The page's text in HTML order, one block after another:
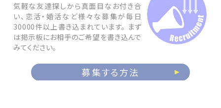
気軽な友達探しから真面目なお付き合
い、恋活・婚活など様々な募集が毎日
30000件以上書き込まれています。 まず
は掲示板にお相手のご希望を書き込んで
みてください。
募集する方法